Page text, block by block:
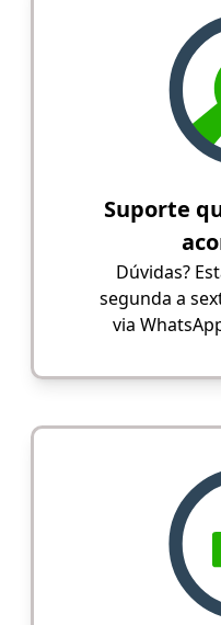
Suporte
Dúvidas?
segunda a
via